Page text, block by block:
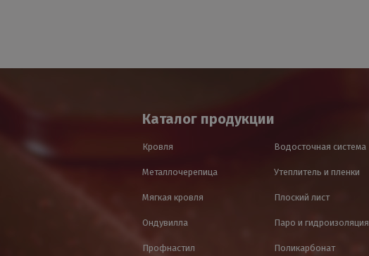
Каталог продукции
Кровля
Металлочерепица
Мягкая кровля
Ондувилла
Профнастил
Водосточная система
Утеплитель и пленки
Плоский лист
Паро и гидроизоляция
Поликарбонат